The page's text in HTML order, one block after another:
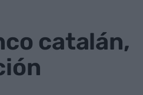
catalán,